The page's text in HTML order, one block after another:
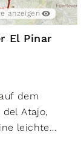
anzeigen
El Pinar
auf dem
Atajo,
leichte